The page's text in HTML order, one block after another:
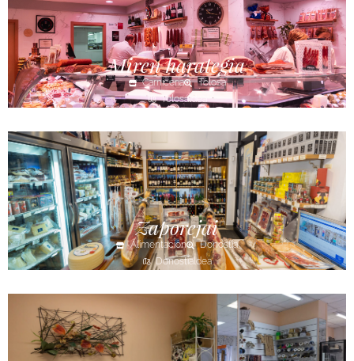
Miren harategia
Carnicería
Tolosa
Tolosaldea
Zaporejai
Alimentación
Donostia
Donostialdea